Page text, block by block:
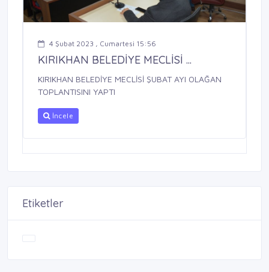
4 Şubat 2023 , Cumartesi 15:56
KIRIKHAN BELEDİYE MECLİSİ ...
KIRIKHAN BELEDİYE MECLİSİ ŞUBAT AYI OLAĞAN
TOPLANTISINI YAPTI
İncele
Etiketler